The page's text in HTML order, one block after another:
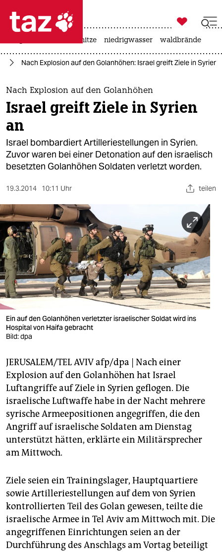
 taz zahl ich
taz zahl ich
themen
politik
öko
gesellschaft
sport
berlin
nord
wahrheit
verlag
verlag
veranstaltungen
fragen & hilfe
unterstützen
genossenschaft
epaper login

taz zahl ich
hitze niedrigwasser waldbrände
Nach Explosion auf den Golanhöhen: Israel greift Ziele in Syrien
Nach Explosion auf den Golanhöhen
Israel greift Ziele in Syrien
an
Israel bombardiert Artilleriestellungen in Syrien.
Zuvor waren bei einer Detonation auf den israelisch
besetzten Golanhöhen Soldaten verletzt worden.
19.3.2014 10:11 Uhr teilen
Ein auf den Golanhöhen verletzter israelischer Soldat wird ins
Hospital von Haifa gebracht
Bild: dpa
JERUSALEM/TEL AVIV afp/dpa | Nach einer
Explosion auf den Golanhöhen hat Israel
Luftangriffe auf Ziele in Syrien geflogen. Die
israelische Luftwaffe habe in der Nacht mehrere
syrische Armeepositionen angegriffen, die den
Angriff auf israelische Soldaten am Dienstag
unterstützt hätten, erklärte ein Militärsprecher
am Mittwoch.
Ziele seien ein Trainingslager, Hauptquartiere
sowie Artilleriestellungen auf dem von Syrien
kontrollierten Teil des Golan gewesen, teilte die
israelische Armee in Tel Aviv am Mittwoch mit. Die
angegriffenen Einrichtungen seien an der
Durchführung des Anschlags am Vortag beteiligt